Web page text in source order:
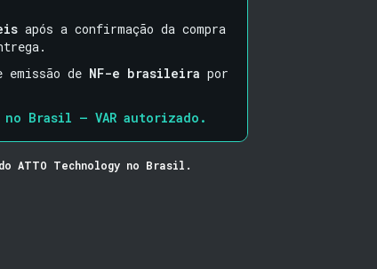
após a confirmação da compra
emissão de NF-e brasileira por
Brasil — VAR autorizado.
ATTO Technology no Brasil.